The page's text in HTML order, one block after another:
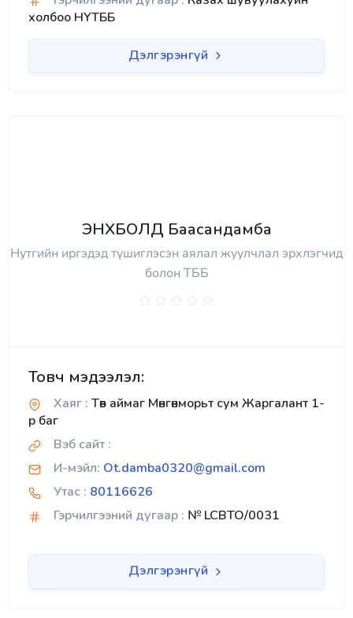
холбоо НҮТББ
Дэлгэрэнгүй
ЭНХБОЛД Баасандамба
Нутгийн иргэдэд түшиглэсэн аялал жуулчлал эрхлэгчид
болон ТББ
Товч мэдээлэл:
Хаяг : Төв аймаг Мөнгөнморьт сум Жаргалант 1-
р баг
Вэб сайт :
И-мэйл: Ot.damba0320@gmail.com
Утас : 80116626
Гэрчилгээний дугаар : № LCBTO/0031
Дэлгэрэнгүй